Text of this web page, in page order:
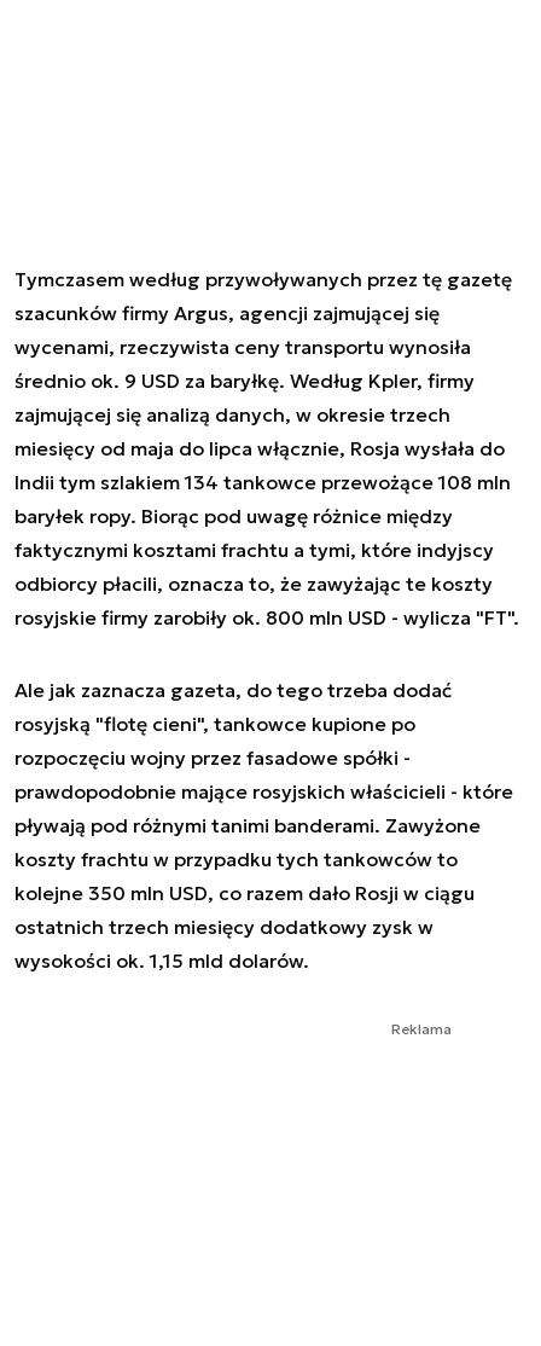
Tymczasem według przywoływanych przez tę gazetę
szacunków firmy Argus, agencji zajmującej się
wycenami, rzeczywista ceny transportu wynosiła
średnio ok. 9 USD za baryłkę. Według Kpler, firmy
zajmującej się analizą danych, w okresie trzech
miesięcy od maja do lipca włącznie, Rosja wysłała do
Indii tym szlakiem 134 tankowce przewożące 108 mln
baryłek ropy. Biorąc pod uwagę różnice między
faktycznymi kosztami frachtu a tymi, które indyjscy
odbiorcy płacili, oznacza to, że zawyżając te koszty
rosyjskie firmy zarobiły ok. 800 mln USD - wylicza "FT".
Ale jak zaznacza gazeta, do tego trzeba dodać
rosyjską "flotę cieni", tankowce kupione po
rozpoczęciu wojny przez fasadowe spółki -
prawdopodobnie mające rosyjskich właścicieli - które
pływają pod różnymi tanimi banderami. Zawyżone
koszty frachtu w przypadku tych tankowców to
kolejne 350 mln USD, co razem dało Rosji w ciągu
ostatnich trzech miesięcy dodatkowy zysk w
wysokości ok. 1,15 mld dolarów.
Reklama